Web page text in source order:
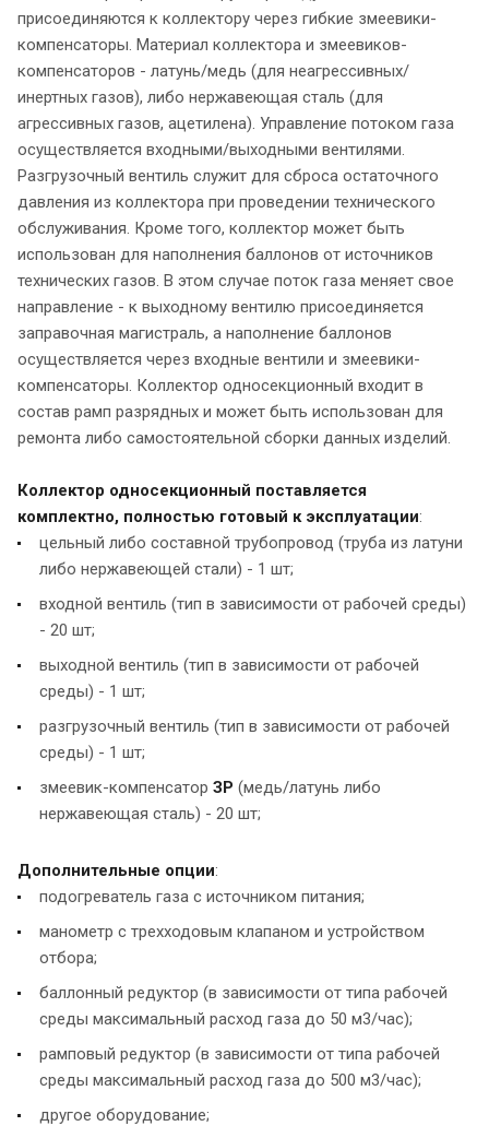
присоединяются к коллектору через гибкие змеевики-
компенсаторы. Материал коллектора и змеевиков-
компенсаторов - латунь/медь (для неагрессивных/
инертных газов), либо нержавеющая сталь (для
агрессивных газов, ацетилена). Управление потоком газа
осуществляется входными/выходными вентилями.
Разгрузочный вентиль служит для сброса остаточного
давления из коллектора при проведении технического
обслуживания. Кроме того, коллектор может быть
использован для наполнения баллонов от источников
технических газов. В этом случае поток газа меняет свое
направление - к выходному вентилю присоединяется
заправочная магистраль, а наполнение баллонов
осуществляется через входные вентили и змеевики-
компенсаторы. Коллектор односекционный входит в
состав рамп разрядных и может быть использован для
ремонта либо самостоятельной сборки данных изделий.
Коллектор односекционный поставляется
комплектно, полностью готовый к эксплуатации:
цельный либо составной трубопровод (труба из латуни
либо нержавеющей стали) - 1 шт;
входной вентиль (тип в зависимости от рабочей среды)
- 20 шт;
выходной вентиль (тип в зависимости от рабочей
среды) - 1 шт;
разгрузочный вентиль (тип в зависимости от рабочей
среды) - 1 шт;
змеевик-компенсатор ЗР (медь/латунь либо
нержавеющая сталь) - 20 шт;
Дополнительные опции:
подогреватель газа с источником питания;
манометр с трехходовым клапаном и устройством
отбора;
баллонный редуктор (в зависимости от типа рабочей
среды максимальный расход газа до 50 м3/час);
рамповый редуктор (в зависимости от типа рабочей
среды максимальный расход газа до 500 м3/час);
другое оборудование;